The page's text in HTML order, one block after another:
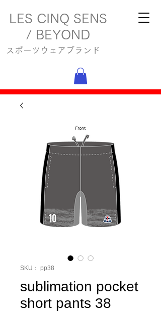
LES CINQ SENS
/ BEYOND
スポーツウェアブランド
SKU： pp38
sublimation pocket
short pants 38